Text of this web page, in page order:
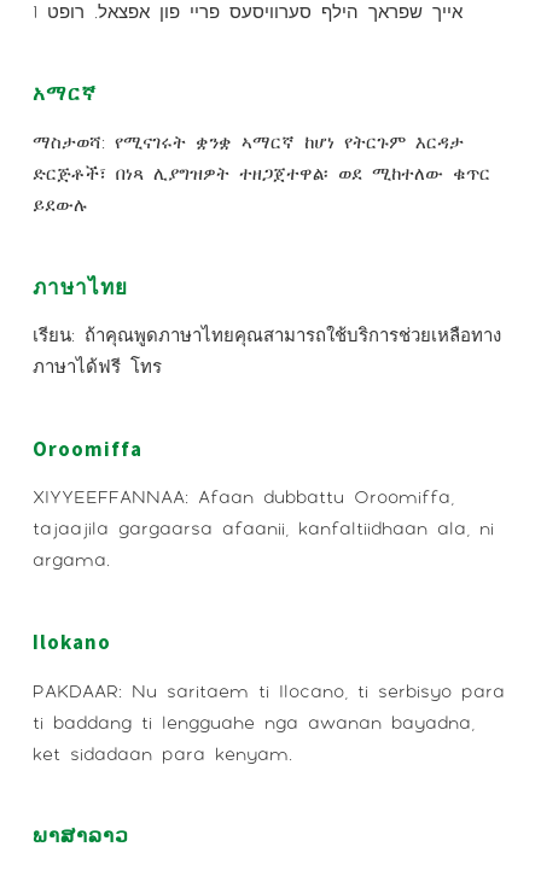
אייך שפראך הילף סערוויסעס פריי פון אפצאל. רופט 1
አማርኛ
ማስታወሻ: የሚናገሩት ቋንቋ ኣማርኛ ከሆነ የትርጉም እርዳታ
ድርጅቶች፣ በነጻ ሊያግዝዎት ተዘጋጀተዋል፡ ወደ ሚከተለው ቁጥር
ይደውሉ
ภาษาไทย
เรียน: ถ้าคุณพูดภาษาไทยคุณสามารถใช้บริการช่วยเหลือทาง
ภาษาได้ฟรี โทร
Oroomiffa
XIYYEEFFANNAA: Afaan dubbattu Oroomiffa,
tajaajila gargaarsa afaanii, kanfaltiidhaan ala, ni
argama.
Ilokano
PAKDAAR: Nu saritaem ti Ilocano, ti serbisyo para
ti baddang ti lengguahe nga awanan bayadna,
ket sidadaan para kenyam.
ພາສາລາວ